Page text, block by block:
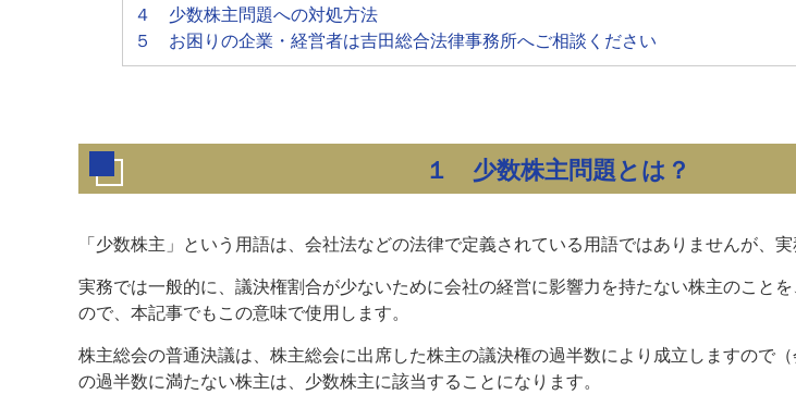
４ 少数株主問題への対処方法
５ お困りの企業・経営者は吉田総合法律事務所へご相談ください
１ 少数株主問題とは？
「少数株主」という用語は、会社法などの法律で定義されている用語ではありませんが、実
実務では一般的に、議決権割合が少ないために会社の経営に影響力を持たない株主のことを
ので、本記事でもこの意味で使用します。
株主総会の普通決議は、株主総会に出席した株主の議決権の過半数により成立しますので
の過半数に満たない株主は、少数株主に該当することになります。